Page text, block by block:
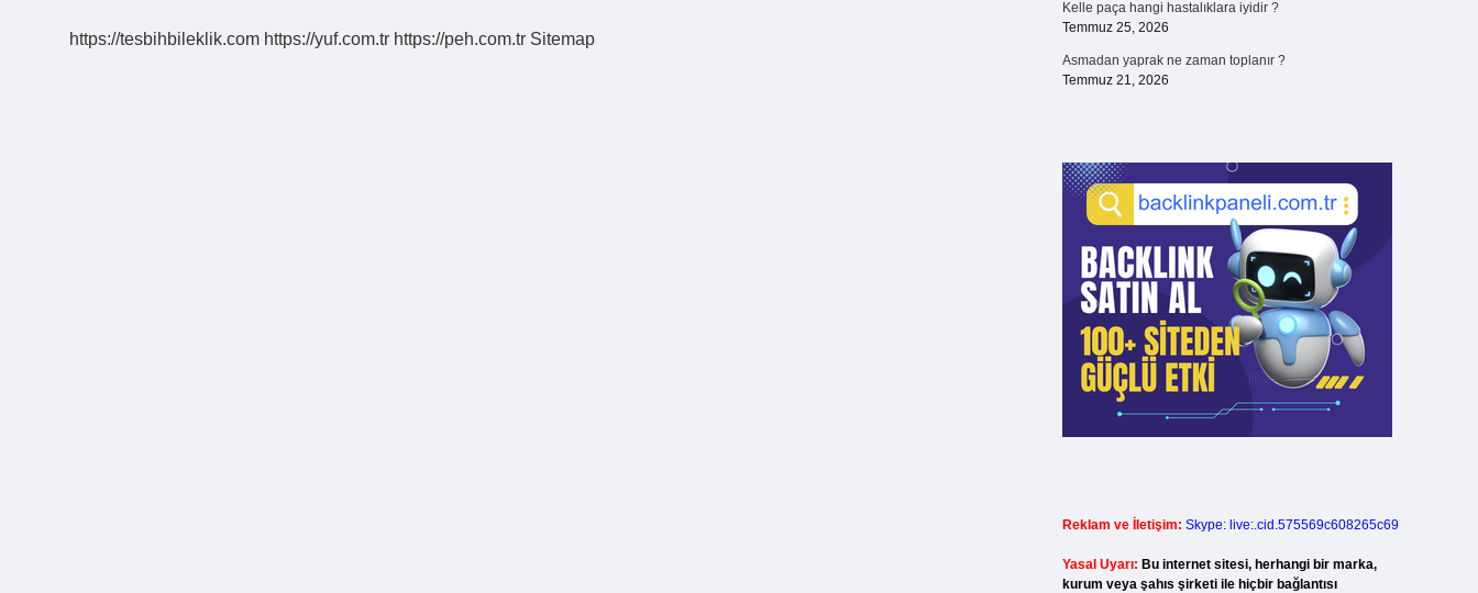
https://tesbihbileklik.com https://yuf.com.tr https://peh.com.tr Sitemap
Kelle paça hangi hastalıklara iyidir ?
Temmuz 25, 2026
Asmadan yaprak ne zaman toplanır ?
Temmuz 21, 2026
Reklam ve İletişim: Skype: live:.cid.575569c608265c69
Yasal Uyarı: Bu internet sitesi, herhangi bir marka,
kurum veya şahıs şirketi ile hiçbir bağlantısı